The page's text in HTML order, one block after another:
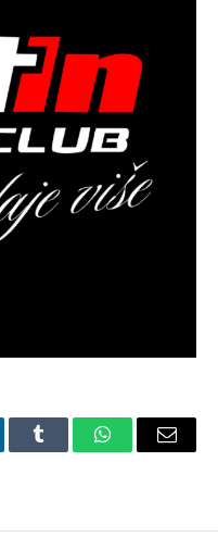
Tumblr WhatsAppEmail